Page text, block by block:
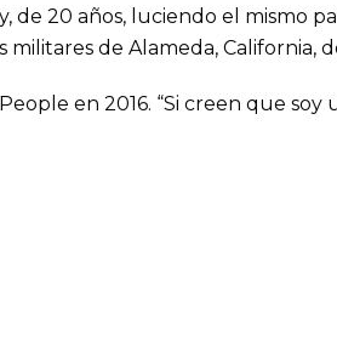
de 20 años, luciendo el mismo
de Alameda, California,
en 2016. “Si creen que soy